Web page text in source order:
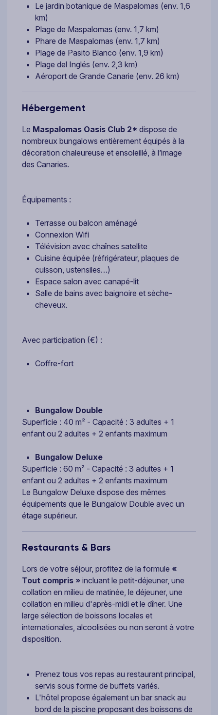
Le jardin botanique de Maspalomas (env. 1,6
km)
Plage de Maspalomas (env. 1,7 km)
Phare de Maspalomas (env. 1,7 km)
Plage de Pasito Blanco (env. 1,9 km)
Plage del Inglés (env. 2,3 km)
Aéroport de Grande Canarie (env. 26 km)
Hébergement
Le Maspalomas Oasis Club 2* dispose de
nombreux bungalows entièrement équipés à la
décoration chaleureuse et ensoleillé, à l’image
des Canaries.
Équipements :
Terrasse ou balcon aménagé
Connexion Wifi
Télévision avec chaînes satellite
Cuisine équipée (réfrigérateur, plaques de
cuisson, ustensiles…)
Espace salon avec canapé-lit
Salle de bains avec baignoire et sèche-
cheveux.
Avec participation (€) :
Coffre-fort
Bungalow Double
Superficie : 40 m² - Capacité : 3 adultes + 1
enfant ou 2 adultes + 2 enfants maximum
Bungalow Deluxe
Superficie : 60 m² - Capacité : 3 adultes + 1
enfant ou 2 adultes + 2 enfants maximum
Le Bungalow Deluxe dispose des mêmes
équipements que le Bungalow Double avec un
étage supérieur.
Restaurants & Bars
Lors de votre séjour, profitez de la formule «
Tout compris » incluant le petit-déjeuner, une
collation en milieu de matinée, le déjeuner, une
collation en milieu d'après-midi et le dîner. Une
large sélection de boissons locales et
internationales, alcoolisées ou non seront à votre
disposition.
Prenez tous vos repas au restaurant principal,
servis sous forme de buffets variés.
L'hôtel propose également un bar snack au
bord de la piscine proposant des boissons de